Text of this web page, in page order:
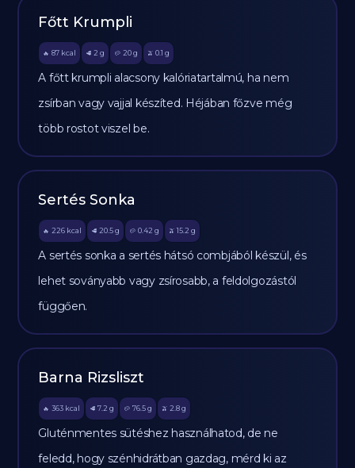
Főtt Krumpli
🔥 87 kcal 🥩 2 g 🥔 20g 🫒 0.1 g
A főtt krumpli alacsony kalóriatartalmú, ha nem
zsírban vagy vajjal készíted. Héjában főzve még
több rostot viszel be.
Sertés Sonka
🔥 226 kcal 🥩 20.5 g 🥔 0.42 g 🫒 15.2 g
A sertés sonka a sertés hátsó combjából készül, és
lehet soványabb vagy zsírosabb, a feldolgozástól
függően.
Barna Rizsliszt
🔥 363 kcal 🥩 7.2 g 🥔 76.5g 🫒 2.8 g
Gluténmentes sütéshez használhatod, de ne
feledd, hogy szénhidrátban gazdag, mérd ki az